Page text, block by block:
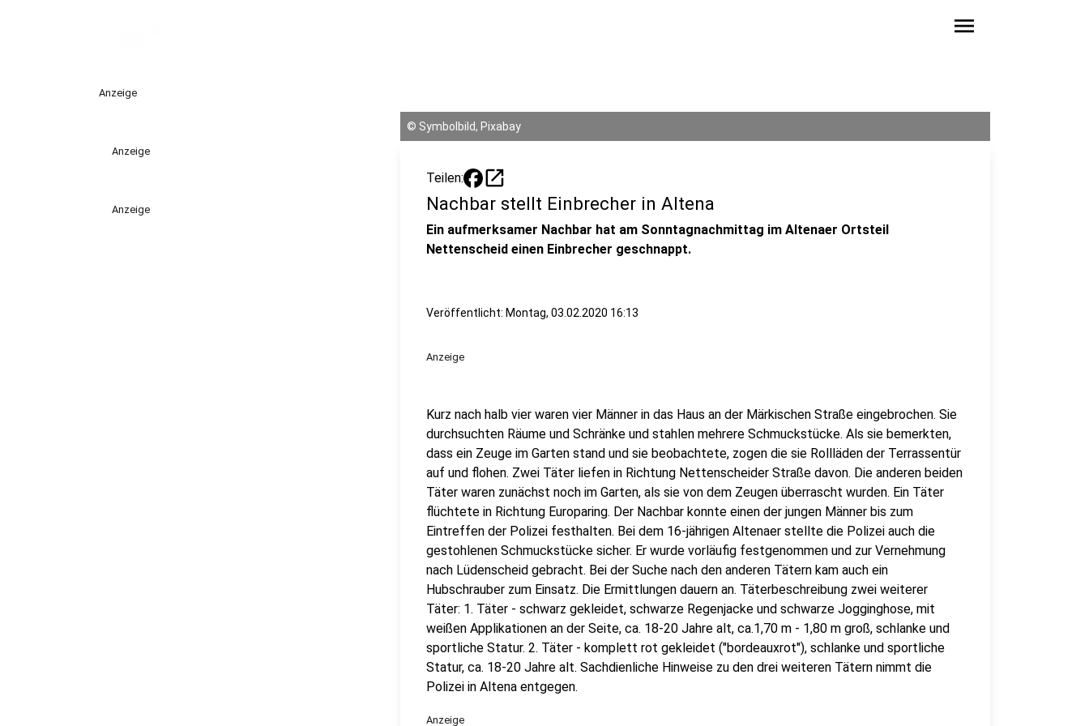
menu
Anzeige
Anzeige
Anzeige
© Symbolbild, Pixabay
Teilen: open_in_new
Nachbar stellt Einbrecher in Altena
Ein aufmerksamer Nachbar hat am Sonntagnachmittag im Altenaer Ortsteil
Nettenscheid einen Einbrecher geschnappt.
Veröffentlicht: Montag, 03.02.2020 16:13
Anzeige
Kurz nach halb vier waren vier Männer in das Haus an der Märkischen Straße eingebrochen. Sie
durchsuchten Räume und Schränke und stahlen mehrere Schmuckstücke. Als sie bemerkten,
dass ein Zeuge im Garten stand und sie beobachtete, zogen die sie Rollläden der Terrassentür
auf und flohen. Zwei Täter liefen in Richtung Nettenscheider Straße davon. Die anderen beiden
Täter waren zunächst noch im Garten, als sie von dem Zeugen überrascht wurden. Ein Täter
flüchtete in Richtung Europaring. Der Nachbar konnte einen der jungen Männer bis zum
Eintreffen der Polizei festhalten. Bei dem 16-jährigen Altenaer stellte die Polizei auch die
gestohlenen Schmuckstücke sicher. Er wurde vorläufig festgenommen und zur Vernehmung
nach Lüdenscheid gebracht. Bei der Suche nach den anderen Tätern kam auch ein
Hubschrauber zum Einsatz. Die Ermittlungen dauern an. Täterbeschreibung zwei weiterer
Täter: 1. Täter - schwarz gekleidet, schwarze Regenjacke und schwarze Jogginghose, mit
weißen Applikationen an der Seite, ca. 18-20 Jahre alt, ca.1,70 m - 1,80 m groß, schlanke und
sportliche Statur. 2. Täter - komplett rot gekleidet ("bordeauxrot"), schlanke und sportliche
Statur, ca. 18-20 Jahre alt. Sachdienliche Hinweise zu den drei weiteren Tätern nimmt die
Polizei in Altena entgegen.
Anzeige